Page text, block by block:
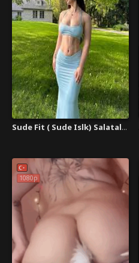
Sude Fit ( Sude Islk) Salatalık Yalıyor
1080p